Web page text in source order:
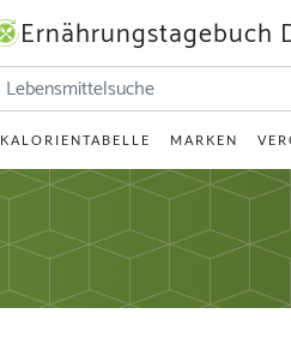
Ernährungstagebuch
KALORIENTABELLE MARKEN